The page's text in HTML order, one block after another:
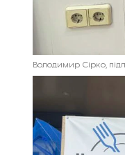
Володимир Сірко,